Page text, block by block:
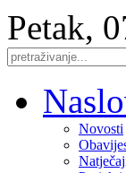
Petak,
Novosti